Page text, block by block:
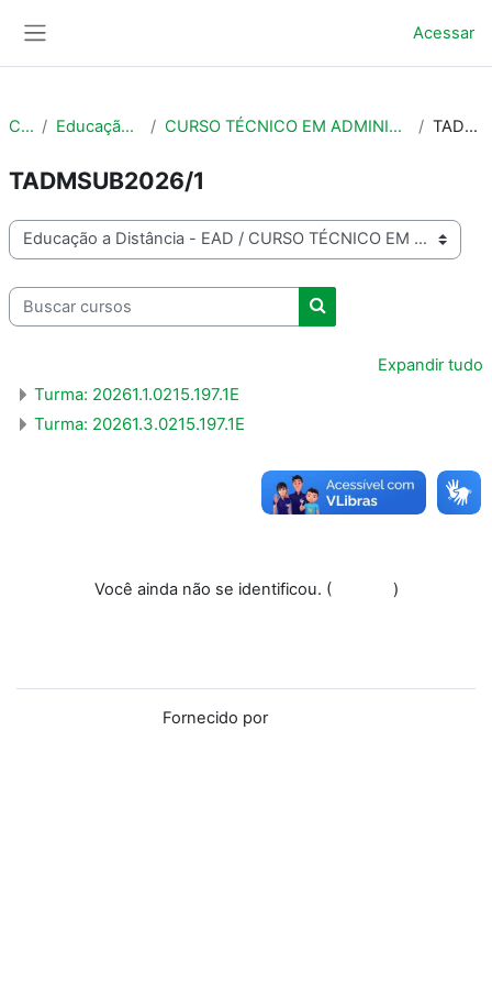
Acessar
Cursos Educação a Distância - EAD CURSO TÉCNICO EM ADMINISTRAÇÃO SUBSEQUENTE AO ENSINO MÉDIO TADMSUB2026/1
TADMSUB2026/1
Categorias de Cursos
Buscar cursos
Buscar cursos
Expandir tudo
Turma: 20261.1.0215.197.1E
Turma: 20261.3.0215.197.1E
Você ainda não se identificou. (Acessar )
Fornecido por